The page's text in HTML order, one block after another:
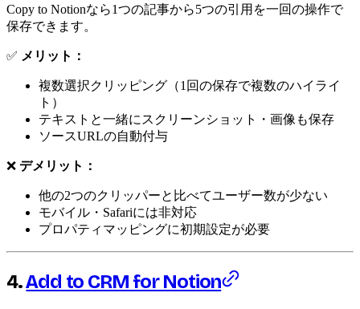
Copy to Notionなら1つの記事から5つの引用を一回の操作で
保存できます。
✅ メリット：
複数選択クリッピング（1回の保存で複数のハイライ
ト）
テキストと一緒にスクリーンショット・画像も保存
ソースURLの自動付与
❌ デメリット：
他の2つのクリッパーと比べてユーザー数が少ない
モバイル・Safariには非対応
プロパティマッピングに初期設定が必要
4.Add to CRM for Notion